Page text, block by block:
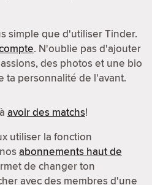
simple que d'utiliser Tinder.
. N'oublie pas d'ajouter
des photos et une bio
ta personnalité de l'avant.
avoir des matchs!
utiliser la fonction
abonnements haut de
de changer ton
avec des membres d'une